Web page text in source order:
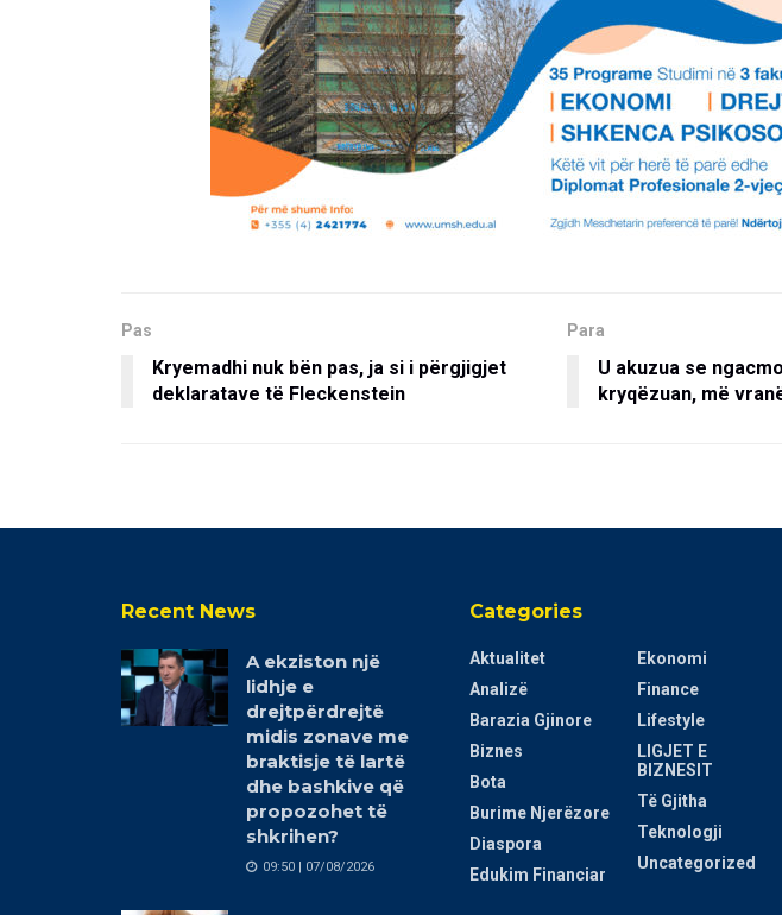
Pas
Kryemadhi nuk bën pas, ja si i përgjigjet
deklaratave të Fleckenstein
Para
U akuzua se
kryqëzuan, më
Recent News
A ekziston një
lidhje e
drejtpërdrejtë
midis zonave me
braktisje të lartë
dhe bashkive që
propozohet të
shkrihen?
09:50 | 07/08/2026
Categories
Aktualitet
Analizë
Barazia Gjinore
Biznes
Bota
Burime Njerëzore
Diaspora
Edukim Financiar
Ekonomi
Finance
Lifestyle
LIGJET E
BIZNESIT
Të Gjitha
Teknologji
Uncategorized